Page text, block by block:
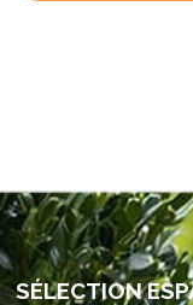
SÉLECTION